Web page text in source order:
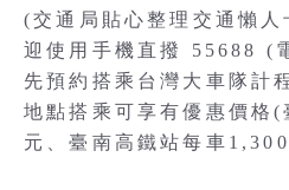
(交通局貼心整理交通懶
迎使用手機直撥 55688 (
先預約搭乘台灣大車隊計
地點搭乘可享有優惠價格
元、臺南高鐵站每車1,300